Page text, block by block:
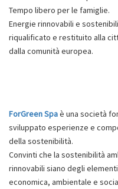
Tempo libero per le famiglie.
Energie rinnovabili e
riqualificato e restituito alla
dalla comunità europea.
ForGreen Spaè una società
sviluppato esperienze e
della sostenibilità.
Convinti che la sostenibilità
rinnovabili siano degli
economica, ambientale e